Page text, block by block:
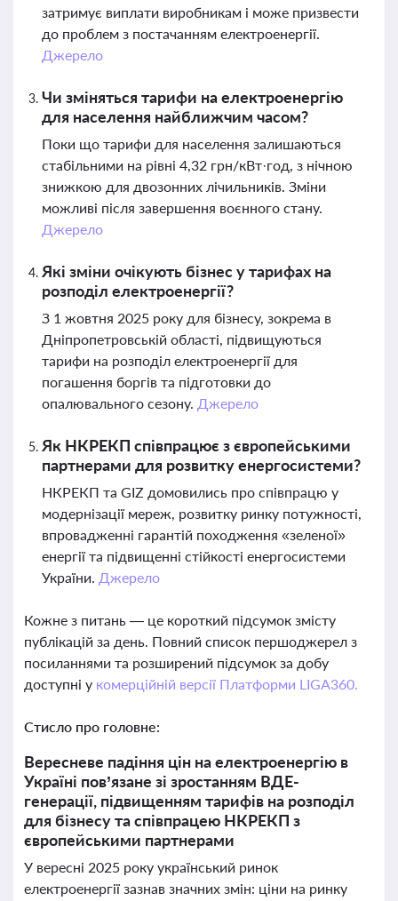
затримує виплати виробникам і може призвести
до проблем з постачанням електроенергії.
Джерело
Чи зміняться тарифи на електроенергію
для населення найближчим часом?
Поки що тарифи для населення залишаються
стабільними на рівні 4,32 грн/кВт·год, з нічною
знижкою для двозонних лічильників. Зміни
можливі після завершення воєнного стану.
Джерело
Які зміни очікують бізнес у тарифах на
розподіл електроенергії?
З 1 жовтня 2025 року для бізнесу, зокрема в
Дніпропетровській області, підвищуються
тарифи на розподіл електроенергії для
погашення боргів та підготовки до
опалювального сезону. Джерело
Як НКРЕКП співпрацює з європейськими
партнерами для розвитку енергосистеми?
НКРЕКП та GIZ домовились про співпрацю у
модернізації мереж, розвитку ринку потужності,
впровадженні гарантій походження «зеленої»
енергії та підвищенні стійкості енергосистеми
України. Джерело
Кожне з питань — це короткий підсумок змісту
публікацій за день. Повний список першоджерел з
посиланнями та розширений підсумок за добу
доступні у комерційній версії Платформи LIGA360.
Стисло про головне:
Вересневе падіння цін на електроенергію в
Україні пов’язане зі зростанням ВДЕ-
генерації, підвищенням тарифів на розподіл
для бізнесу та співпрацею НКРЕКП з
європейськими партнерами
У вересні 2025 року український ринок
електроенергії зазнав значних змін: ціни на ринку